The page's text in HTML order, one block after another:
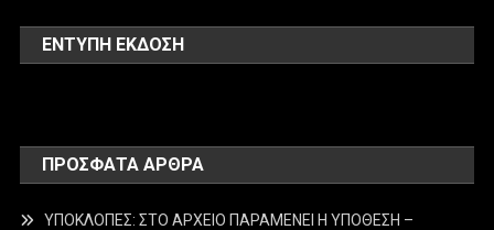
ΕΝΤΥΠΗ ΕΚΔΟΣΗ
ΠΡΌΣΦΑΤΑ ΆΡΘΡΑ
ΥΠΟΚΛΟΠΕΣ: ΣΤΟ ΑΡΧΕΙΟ ΠΑΡΑΜΕΝΕΙ Η ΥΠΟΘΕΣΗ –